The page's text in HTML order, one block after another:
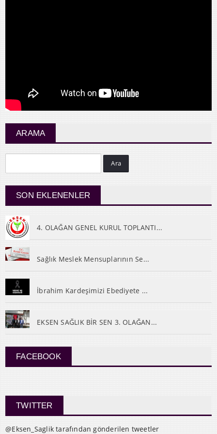
ARAMA
Ara
SON EKLENENLER
4. OLAĞAN GENEL KURUL TOPLANTI...
Sağlık Meslek Mensuplarının Se...
İbrahim Kardeşimizi Ebediyete ...
EKSEN SAĞLIK BİR SEN 3. OLAĞAN...
FACEBOOK
TWITTER
@Eksen_Saglik tarafından gönderilen tweetler